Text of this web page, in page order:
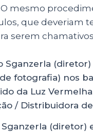
mesmo
que deveriam
serem
(diretor)